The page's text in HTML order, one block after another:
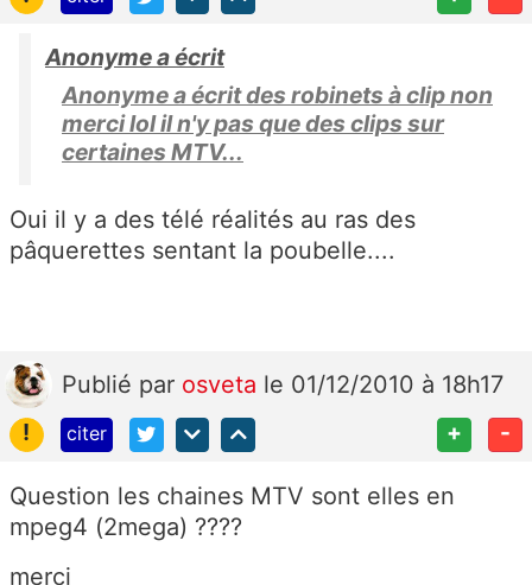
Anonyme a écrit
Anonyme a écrit des robinets à clip non
merci lol il n'y pas que des clips sur
certaines MTV...
Oui il y a des télé réalités au ras des
pâquerettes sentant la poubelle....
Publié par osveta le 01/12/2010 à 18h17
!
citer + -
Question les chaines MTV sont elles en
mpeg4 (2mega) ????
merci